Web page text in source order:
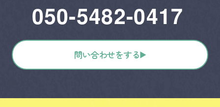
050-5482-0417
問い合わせをする